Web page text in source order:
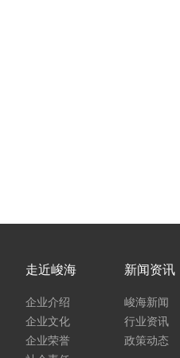
走近峻海
企业介绍
企业文化
企业荣誉
新闻资讯
峻海新闻
行业资讯
政策动态